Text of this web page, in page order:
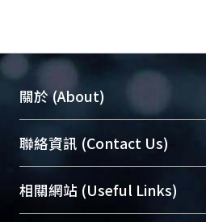
關於 (About)
臺大位居世界頂尖大學之列
展現本校豐碩的研究成果及
機構典藏（NTUR）與學術庫
台，成為臺大學術典藏NTU
聯絡資訊 (Contact Us)
總館學科館員(Main Library)
醫學圖書館學科館員
相關網站 (Useful Links)